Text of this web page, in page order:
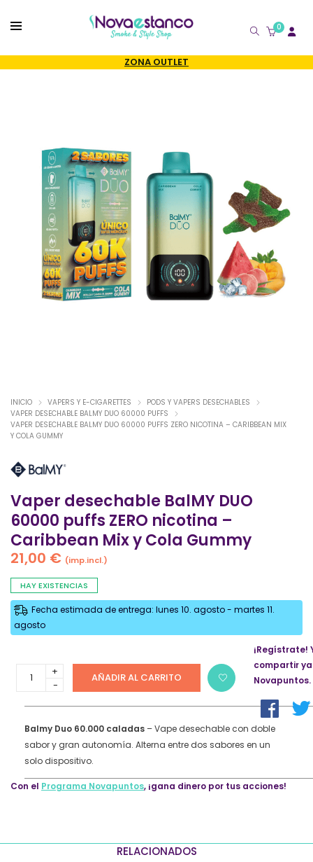
0
ZONA OUTLET
INICIO VAPERS Y E-CIGARETTES
PODS Y VAPERS DESECHABLES
VAPER DESECHABLE BALMY DUO 60000 PUFFS
VAPER DESECHABLE BALMY DUO 60000 PUFFS ZERO NICOTINA – CARIBBEAN MIX
Y COLA GUMMY
Vaper desechable BalMY DUO
60000 puffs ZERO nicotina –
Caribbean Mix y Cola Gummy
21,00 € (imp.incl.)
HAY EXISTENCIAS
Fecha estimada de entrega: lunes 10. agosto - martes 11.
agosto
desechable
60000
puffs
nicotina
–
Caribbean
AÑADIR AL CARRITO
Balmy Duo 60.000 caladas – Vape desechable con doble
sabor y gran autonomía. Alterna entre dos sabores en un
solo dispositivo.
¡Regístrate!
compartir
Novapuntos.
Con el Programa Novapuntos, ¡gana dinero por tus acciones!
RELACIONADOS